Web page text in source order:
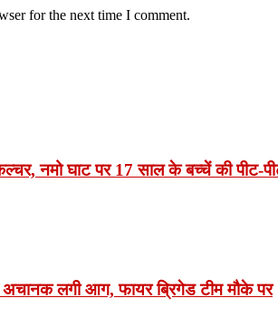
for the next time I comment.
नमो घाट पर 17 साल के बच्चें की पीट-
अचानक लगी आग, फायर ब्रिगेड टीम मौके पर